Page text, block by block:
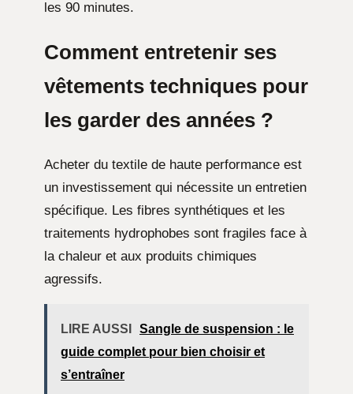
les 90 minutes.
Comment entretenir ses
vêtements techniques pour
les garder des années ?
Acheter du textile de haute performance est
un investissement qui nécessite un entretien
spécifique. Les fibres synthétiques et les
traitements hydrophobes sont fragiles face à
la chaleur et aux produits chimiques
agressifs.
LIRE AUSSI
Sangle de suspension : le
guide complet pour bien choisir et
s’entraîner